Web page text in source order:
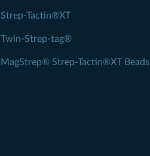
Strep-Tactin®XT
Twin-Strep-tag®
MagStrep® Strep-Tactin®XT Beads